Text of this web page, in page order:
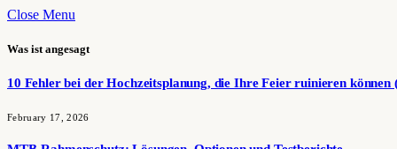
Close Menu
Was ist angesagt
10 Fehler bei der Hochzeitsplanung, die Ihre Feier ruinieren können
February 17, 2026